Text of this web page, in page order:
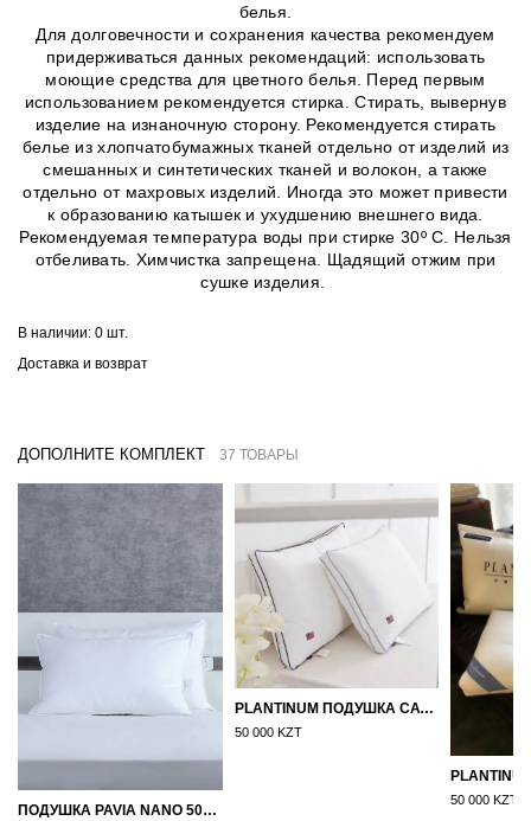
белья.
Для долговечности и сохранения качества рекомендуем
придерживаться данных рекомендаций: использовать
моющие средства для цветного белья. Перед первым
использованием рекомендуется стирка. Стирать, вывернув
изделие на изнаночную сторону. Рекомендуется стирать
белье из хлопчатобумажных тканей отдельно от изделий из
смешанных и синтетических тканей и волокон, а также
отдельно от махровых изделий. Иногда это может привести
к образованию катышек и ухудшению внешнего вида.
Рекомендуемая температура воды при стирке 30º C. Нельзя
отбеливать. Химчистка запрещена. Щадящий отжим при
сушке изделия.
В наличии: 0 шт.
Доставка и возврат
ДОПОЛНИТЕ КОМПЛЕКТ 37 ТОВАРЫ
ПОДУШКА PAVIA NANO 50X70
PLANTINUM ПОДУШКА САТИН, ШЕЛК 50Х70
50 000 KZT
50 000 KZT